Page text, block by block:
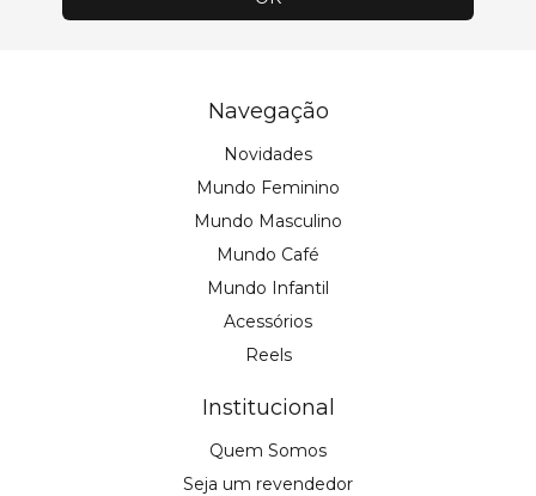
Navegação
Novidades
Mundo Feminino
Mundo Masculino
Mundo Café
Mundo Infantil
Acessórios
Reels
Institucional
Quem Somos
Seja um revendedor